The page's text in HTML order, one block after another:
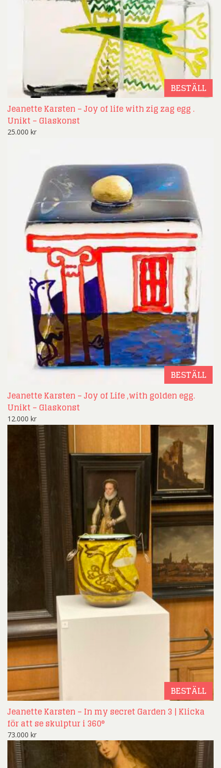
BESTÄLL
Jeanette Karsten – Joy of life with zig zag egg .
Unikt – Glaskonst
25.000 kr
BESTÄLL
Jeanette Karsten – Joy of Life ,with golden egg.
Unikt – Glaskonst
12.000 kr
BESTÄLL
Jeanette Karsten – In my secret Garden 3 | Klicka
för att se skulptur i 360°
73.000 kr